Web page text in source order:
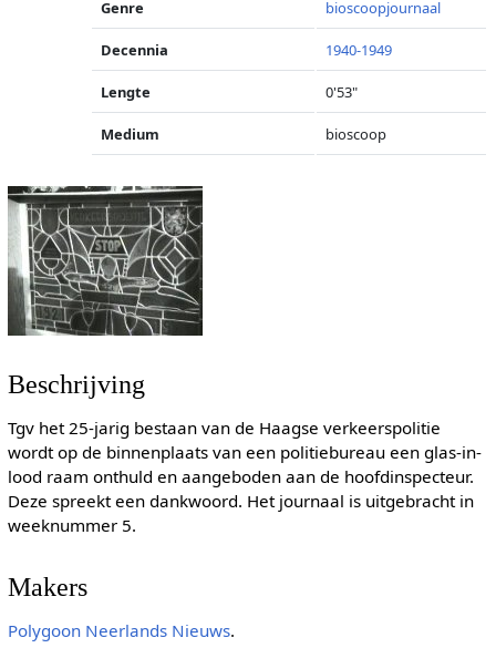
Genre bioscoopjournaal
Decennia 1940-1949
Lengte 0'53"
Medium bioscoop
Beschrijving
Tgv het 25-jarig bestaan van de Haagse verkeerspolitie
wordt op de binnenplaats van een politiebureau een glas-in-
lood raam onthuld en aangeboden aan de hoofdinspecteur.
Deze spreekt een dankwoord. Het journaal is uitgebracht in
weeknummer 5.
Makers
Polygoon Neerlands Nieuws.